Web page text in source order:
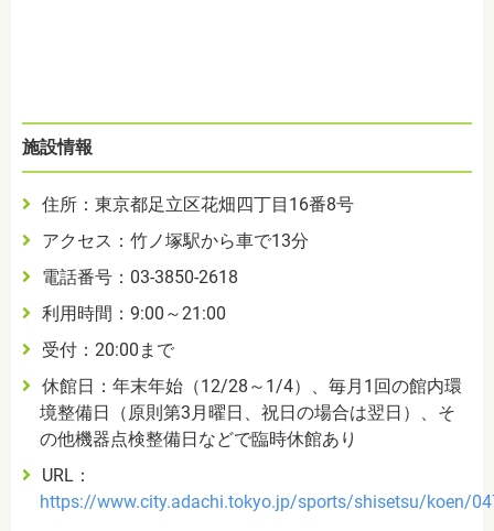
施設情報
住所：東京都足立区花畑四丁目 16番8号
アクセス：竹ノ塚駅から車で13分
電話番号： 03-3850-2618
利用時間：9:00～21:00
受付： 20:00まで
休館日：年末年始（12/28～1/4）、毎月1回の館内環
境整備日（原則第3月曜日、祝日の場合は翌日）、そ
の他機器点検整備日などで臨時休館あり
URL：
https://www.city.adachi.tokyo.jp/sports/shisetsu/koen/